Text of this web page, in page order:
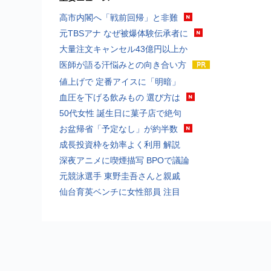
高市内閣へ「戦前回帰」と非難
元TBSアナ なぜ被爆体験伝承者に
大量注文キャンセル43億円以上か
医師が語る汗悩みとの向き合い方
値上げで 定番アイスに「明暗」
血圧を下げる飲みもの 選び方は
50代女性 誕生日に菓子店で絶句
お盆帰省「予定なし」が約半数
成長投資枠を効率よく利用 解説
深夜アニメに喫煙描写 BPOで議論
元競泳選手 東野圭吾さんと親戚
仙台育英ベンチに女性部員 注目